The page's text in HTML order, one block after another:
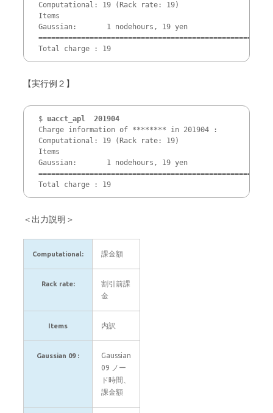
Computational: 19 (Rack rate: 19)
Items
Gaussian:       1 nodehours, 19 yen
=====================================================
Total charge : 19
【実行例２】
$ uacct_apl  201904
Charge information of ******** in 201904 :
Computational: 19 (Rack rate: 19)
Items
Gaussian:       1 nodehours, 19 yen
=====================================================
Total charge : 19
＜出力説明＞
Computational: 課金額
Rack rate:
割引前課
金
Items 内訳
Gaussian 09 :
Gaussian
09 ノー
ド時間、
課金額